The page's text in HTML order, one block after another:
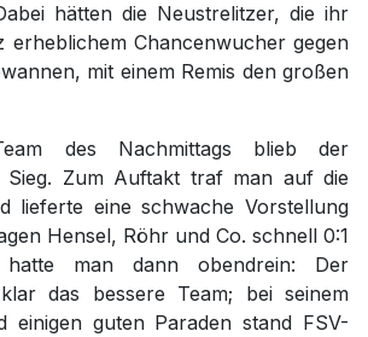
hätten die Neustrelitzer, die ihr
erheblichem Chancenwucher gegen
mit einem Remis den großen
des Nachmittags blieb der
Sieg. Zum Auftakt traf man auf die
lieferte eine schwache Vorstellung
Hensel, Röhr und Co. schnell 0:1
man dann obendrein: Der
das bessere Team; bei seinem
einigen guten Paraden stand FSV-